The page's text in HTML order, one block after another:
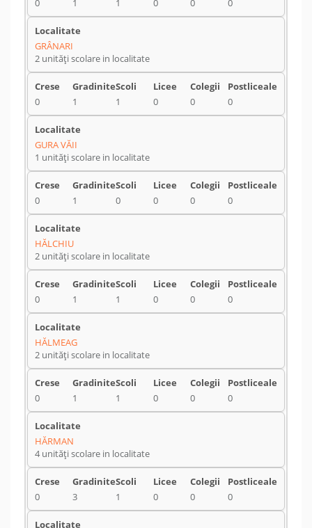
0 1 1 0 0 0
GRÂNARI
2 unități scolare in localitate
0 1 1 0 0 0
GURA VĂII
1 unități scolare in localitate
0 1 0 0 0 0
HĂLCHIU
2 unități scolare in localitate
0 1 1 0 0 0
HĂLMEAG
2 unități scolare in localitate
0 1 1 0 0 0
HĂRMAN
4 unități scolare in localitate
0 3 1 0 0 0